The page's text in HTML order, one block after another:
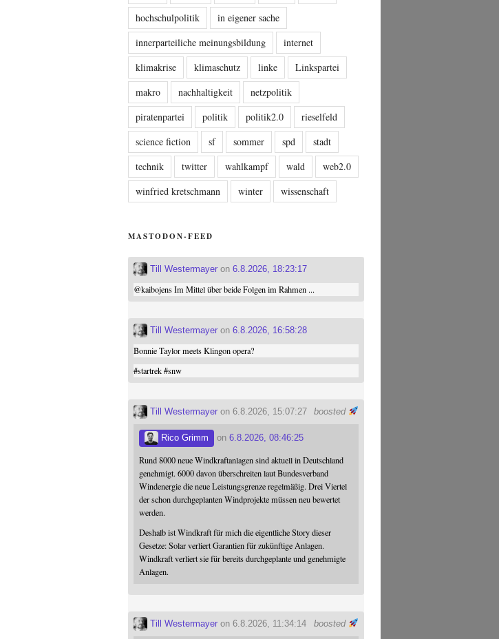
hochschulpolitik
in eigener sache
innerparteiliche meinungsbildung
internet
klimakrise
klimaschutz linke
Linkspartei
makro
nachhaltigkeit
netzpolitik
piratenpartei
politik politik2.0
rieselfeld
science fiction
sf sommer spd
stadt
technik
twitter wahlkampf wald
web2.0
winfried kretschmann
winter wissenschaft
MASTODON-FEED
Till Westermayer on6.8.2026, 18:23:17
@kaibojensIm Mittel über beide Folgen im Rahmen ...
Till Westermayer on6.8.2026, 16:58:28
Bonnie Taylor meets Klingon opera?
#startrek #snw
boosted
Till Westermayer on 6.8.2026, 15:07:27
Rico Grimm on6.8.2026, 08:46:25
Rund 8000 neue Windkraftanlagen sind aktuell in Deutschland
genehmigt. 6000 davon überschreiten laut Bundesverband
Windenergie die neue Leistungsgrenze regelmäßig. Drei Viertel
der schon durchgeplanten Windprojekte müssen neu bewertet
werden.
Deshalb ist Windkraft für mich die eigentliche Story dieser
Gesetze: Solar verliert Garantien für zukünftige Anlagen.
Windkraft verliert sie für bereits durchgeplante und genehmigte
Anlagen.
boosted
Till Westermayer on 6.8.2026, 11:34:14